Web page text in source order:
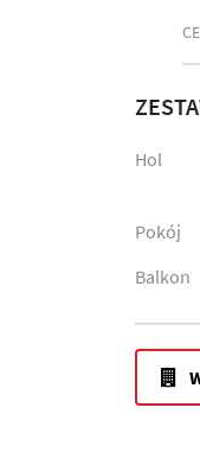
Hol
Pokój
Balkon